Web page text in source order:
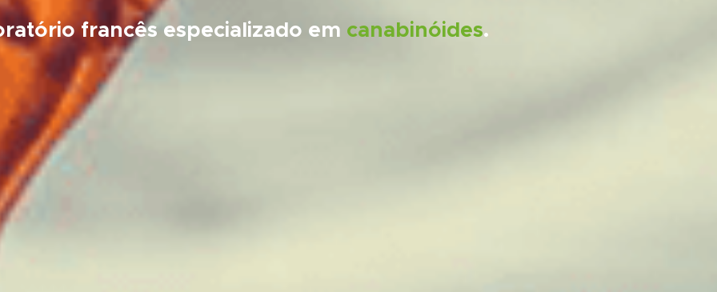
francês especializado em canabinóides.